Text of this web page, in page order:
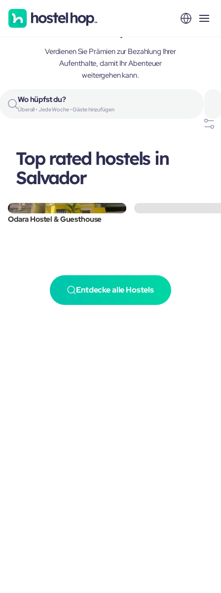
Salvador, Brazil
Verdienen Sie Prämien zur Bezahlung Ihrer
Aufenthalte, damit Ihr Abenteuer
weitergehen kann.
Wo hüpfst du?
Überall • Jede Woche • Gäste hinzufügen
Top rated hostels in
Salvador
Odara Hostel & Guesthouse
Entdecke alle Hostels